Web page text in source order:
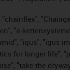
"e-
"igus", "igus
for longer life",
"take the